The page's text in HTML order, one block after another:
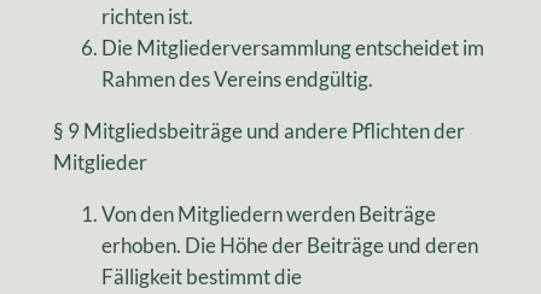
richten ist.
Die Mitgliederversammlung entscheidet im
Rahmen des Vereins endgültig.
§ 9 Mitgliedsbeiträge und andere Pflichten der
Mitglieder
Von den Mitgliedern werden Beiträge
erhoben. Die Höhe der Beiträge und deren
Fälligkeit bestimmt die